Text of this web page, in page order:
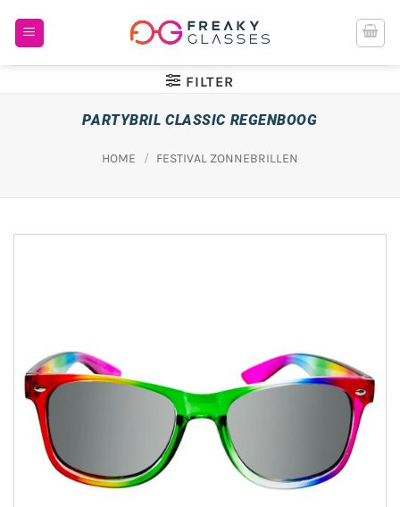
naar
FILTER
PARTYBRIL CLASSIC REGENBOOG
HOME / FESTIVAL ZONNEBRILLEN